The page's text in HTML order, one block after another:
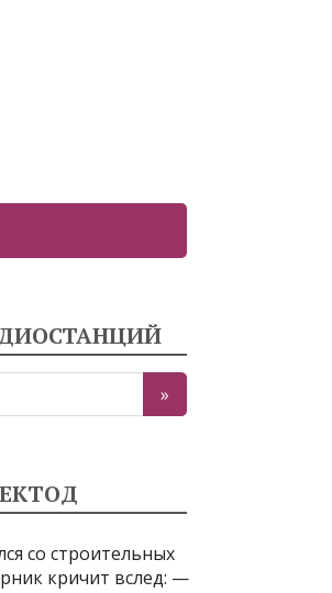
со строительных
кричит вслед: —